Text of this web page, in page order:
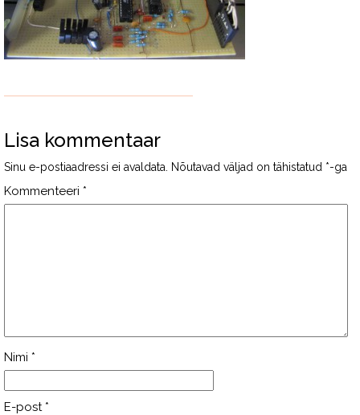
Lisa kommentaar
Sinu e-postiaadressi ei avaldata. Nõutavad väljad on tähistatud *-ga
Kommenteeri *
Nimi *
E-post *